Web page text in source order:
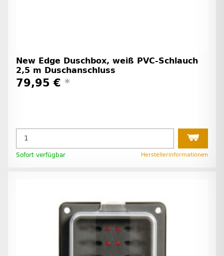
New Edge Duschbox, weiß PVC-Schlauch
2,5 m Duschanschluss
79,95 € *
Sofort verfügbar Herstellerinformationen